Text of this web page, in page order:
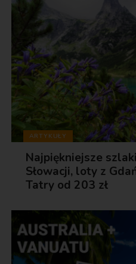
ARTYKUŁY
Najpiękniejsze
Słowacji, loty z
Tatry od 203 zł